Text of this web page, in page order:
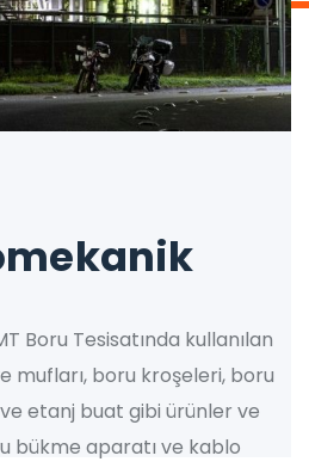
Boru Tesisatında kullanılan
mufları, boru kroşeleri, boru
etanj buat gibi ürünler ve
bükme aparatı ve kablo